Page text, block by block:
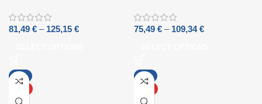
81,49 € – 125,15 € 75,49 € – 109,34€
-4%
-1%